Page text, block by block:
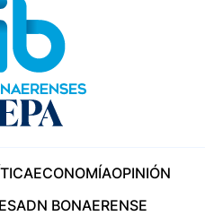
ECONOMÍAOPINIÓN
ADN BONAERENSE